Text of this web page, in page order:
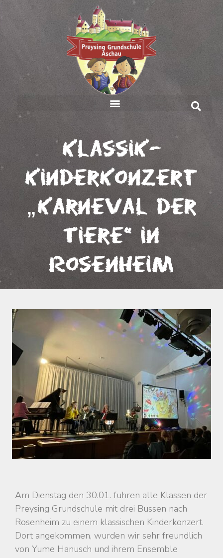
Klassik-
Kinderkonzert
„Karneval der
Tiere“ in
Rosenheim
Am Dienstag den 30.01. fuhren alle Klassen der
Preysing Grundschule mit drei Bussen nach
Rosenheim zu einem klassischen Kinderkonzert.
Dort angekommen, wurden wir sehr freundlich
von Yume Hanusch und ihrem Ensemble